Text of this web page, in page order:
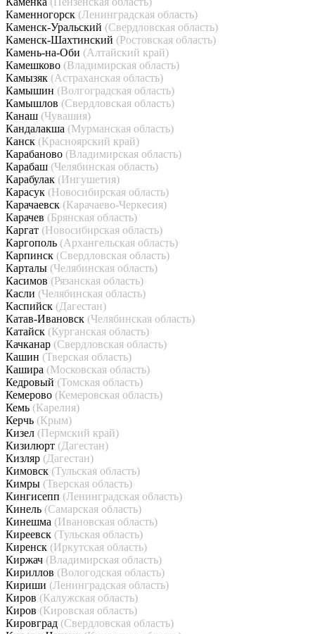
Каменногорск (Ленинградская область)
Каменск-Уральский (Свердловская область)
Каменск-Шахтинский (Ростовская область)
Камень-на-Оби (Алтайский край)
Камешково (Владимирская область)
Камызяк (Астраханская область)
Камышин (Волгоградская область)
Камышлов (Свердловская область)
Канаш (Чувашия)
Кандалакша (Мурманская область)
Канск (Красноярский край)
Карабаново (Владимирская область)
Карабаш (Челябинская область)
Карабулак (Ингушетия)
Карасук (Новосибирская область)
Карачаевск (Карачаево-Черкесия)
Карачев (Брянская область)
Каргат (Новосибирская область)
Каргополь (Архангельская область)
Карпинск (Свердловская область)
Карталы (Челябинская область)
Касимов (Рязанская область)
Касли (Челябинская область)
Каспийск (Дагестан)
Катав-Ивановск (Челябинская область)
Катайск (Курганская область)
Качканар (Свердловская область)
Кашин (Тверская область)
Кашира (Московская область)
Кедровый (Томская область)
Кемерово (Кемеровская область)
Кемь (Карелия)
Керчь (Крым)
Кизел (Пермский край)
Кизилюрт (Дагестан)
Кизляр (Дагестан)
Кимовск (Тульская область)
Кимры (Тверская область)
Кингисепп (Ленинградская область)
Кинель (Самарская область)
Кинешма (Ивановская область)
Киреевск (Тульская область)
Киренск (Иркутская область)
Киржач (Владимирская область)
Кириллов (Вологодская область)
Кириши (Ленинградская область)
Киров (Калужская область)
Киров (Кировская область)
Кировград (Свердловская область)